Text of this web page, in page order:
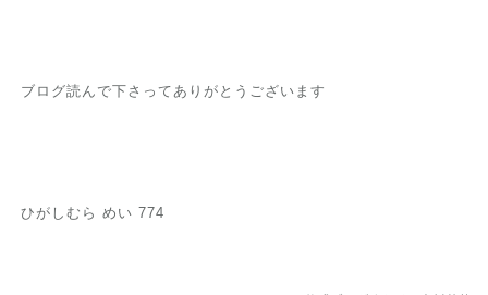
ブログ読んで下さってありがとうございます
ひがしむら めい 774